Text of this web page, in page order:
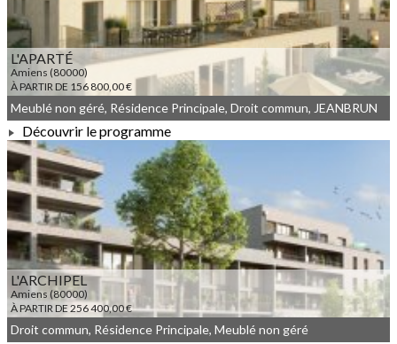
L'APARTÉ
Amiens (80000)
À PARTIR DE 156 800,00 €
À PARTIR DE 156 800,00 €
Meublé non géré, Résidence Principale, Droit commun, JEANBRUN
Découvrir le programme
L'ARCHIPEL
Amiens (80000)
À PARTIR DE 256 400,00 €
Droit commun, Résidence Principale, Meublé non géré